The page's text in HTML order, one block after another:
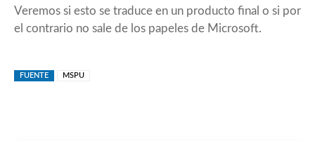
Veremos si esto se traduce en un producto final o si por
el contrario no sale de los papeles de Microsoft.
FUENTE MSPU